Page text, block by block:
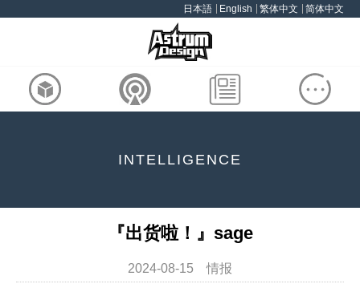
日本語 English 繁体中文 简体中文
INTELLIGENCE
『出货啦！』sage
2024-08-15 情报